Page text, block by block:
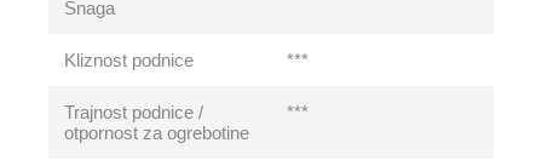
Snaga
Kliznost podnice ***
Trajnost podnice /
otpornost za ogrebotine
***